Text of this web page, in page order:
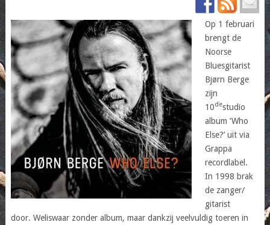
Op 1 februari
brengt de
Noorse
Bluesgitarist
Bjørn Berge
zijn
10destudio
album ‘Who
Else?’ uit via
Grappa
recordlabel.
In 1998 brak
de zanger/
gitarist
door. Weliswaar zonder album, maar dankzij veelvuldig toeren in